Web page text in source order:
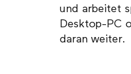
und arbeitet
Desktop-PC
daran weiter.